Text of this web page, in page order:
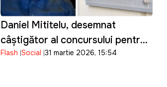
Daniel Mititelu, desemnat
câștigător al concursului pentru
funcția de director al ANRE
Flash Social 31 martie 2026, 15:54